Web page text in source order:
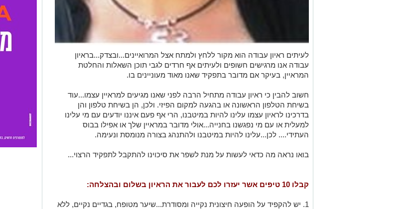
לעיתים ראיון עבודה הוא מקור ללחץ ולמתח אצל המרואיינים...ובצדק...בראיון
עבודה אנו מרגישים חשופים ולעיתים אף חרדים לגבי תוכן השאלות והחלטת
המראיין, בעיקר אם מדובר בתפקיד שאנו מאוד מעוניינים בו.
חשוב להבין כי ראיון עבודה מתחיל הרבה לפני שאנו מגיעים למראיין עצמו...עוד
בשיחת הטלפון הראשונה או בהגעה למקום הפיזי. ולכן, הן בשיחת טלפון והן
בדרכינו לראיון עצמו עלינו להיות במיטבנו, הרי אף פעם איננו יודעים עם מי עלינו
למעלית או עם מי נפגשנו בחנייה...אולי מדובר במראיין שלך או אפילו בבוס
העתידי.... לכן...עלינו להיות במיטבנו ולהתנהג בצורה מנומסת ונעימה.
בואו נראה מה כדאי לעשות על מנת לשפר את סיכוינו להתקבל לתפקיד הרצוי...
קבלו 10 טיפים אשר יעזרו לכם לעבור את הראיון בשלום ובהצלחה:
1. יש להקפיד על הופעה חיצונית נקייה ומסודרת...שיער מטופח, בגדיים נקיים, ללא